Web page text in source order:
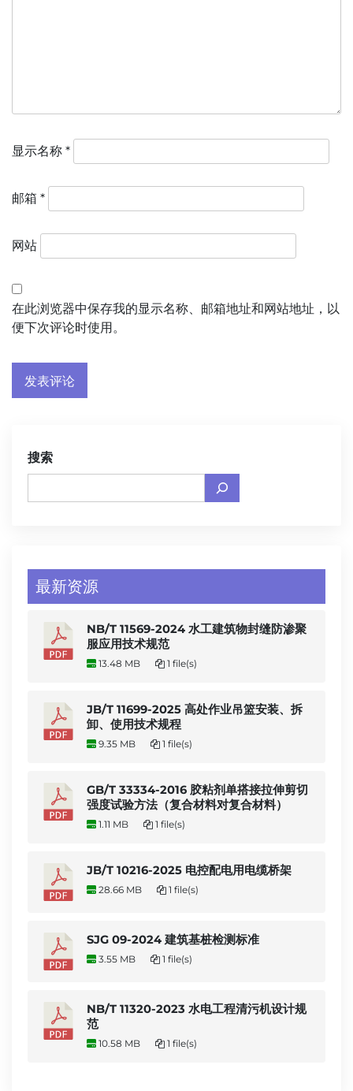
显示名称 *
邮箱 *
网站
在此浏览器中保存我的显示名称、邮箱地址和网站地址，以
便下次评论时使用。
搜索
最新资源
NB/T 11569-2024 水工建筑物封缝防渗聚
服应用技术规范
13.48 MB 1 file(s)
JB/T 11699-2025 高处作业吊篮安装、拆
卸、使用技术规程
9.35 MB 1 file(s)
GB/T 33334-2016 胶粘剂单搭接拉伸剪切
强度试验方法（复合材料对复合材料）
1.11 MB 1 file(s)
JB/T 10216-2025 电控配电用电缆桥架
28.66 MB 1 file(s)
SJG 09-2024 建筑基桩检测标准
3.55 MB 1 file(s)
NB/T 11320-2023 水电工程清污机设计规
范
10.58 MB 1 file(s)